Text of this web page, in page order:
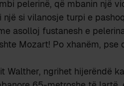
pelerinë, që mbanin një
si vilanosje turpi e
asolloj fustanesh e
Mozart! Po xhanëm, pse
Walther, ngrihet hijerëndë